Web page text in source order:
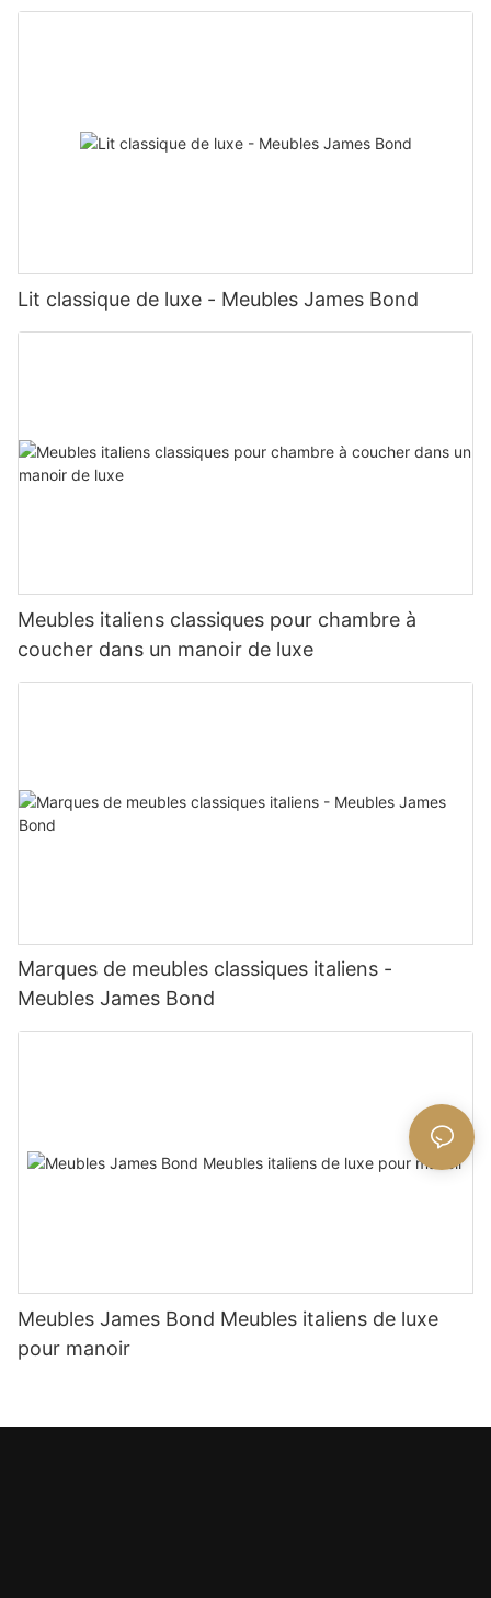
Lit classique de luxe - Meubles James Bond
Meubles italiens classiques pour chambre à
coucher dans un manoir de luxe
Marques de meubles classiques italiens -
Meubles James Bond
Meubles James Bond Meubles italiens de luxe
pour manoir